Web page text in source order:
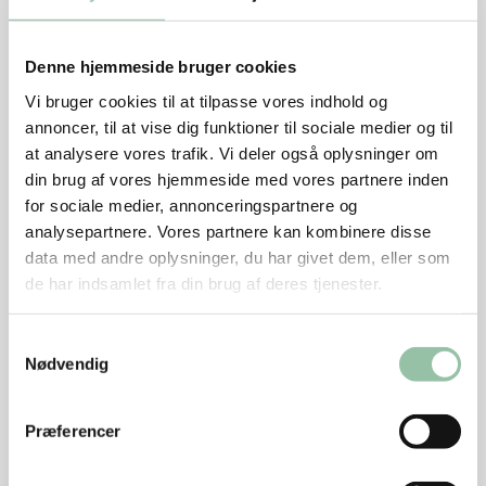
Denne hjemmeside bruger cookies
Vi bruger cookies til at tilpasse vores indhold og
annoncer, til at vise dig funktioner til sociale medier og til
at analysere vores trafik. Vi deler også oplysninger om
din brug af vores hjemmeside med vores partnere inden
for sociale medier, annonceringspartnere og
analysepartnere. Vores partnere kan kombinere disse
data med andre oplysninger, du har givet dem, eller som
de har indsamlet fra din brug af deres tjenester.
Nødvendig
Præferencer
Krydr med salt, peber og evt. provencekrydderi.
Varm olien på en pande ved god varme.
Brun kødet 1 minut på hver side.
Skru ned til middel varme og steg medaljonerne
færdige ca. 2 minutter på hver side.
Tag kødet af panden.
Tips
grøntsagerne.